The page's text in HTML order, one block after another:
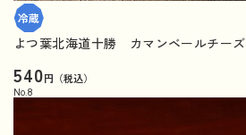
よつ葉北海道十勝 カマンベールチーズ
540円（税込）
No. 8